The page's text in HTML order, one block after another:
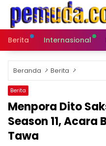
Langsung
konten
Berita
Internasional
Beranda Berita
Berita
Menpora Dito
Season 11, Acara
Tawa